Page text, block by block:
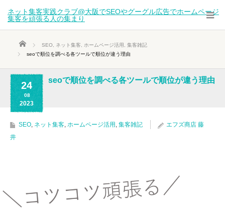
ネット集客実践クラブ@大阪でSEOやグーグル広告でホームページ
集客を頑張る人の集まり
ホーム SEO, ネット集客 ホームページ活用
集客雑記
seoで順位を調べる各ツールで順位が違う理由
24
08
2023
seoで順位を調べる各ツールで順位が違う理由
SEO, ネット集客, ホームページ活用 , 集客雑記
エフズ商店 藤
井